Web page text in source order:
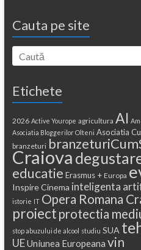
Cauta pe site
Etichete
2026 Active Yourope agricultura AI
Asociatia Bloggerilor Olteni Asociatia
branzeturi
Craiova
educatie Erasmus + Europa
Inspire Cinema inteligenta
istorie IT Opera Romana
proiect protectia
stop abuzului de alcool studiu SUA
UEUniunea Europeana vin